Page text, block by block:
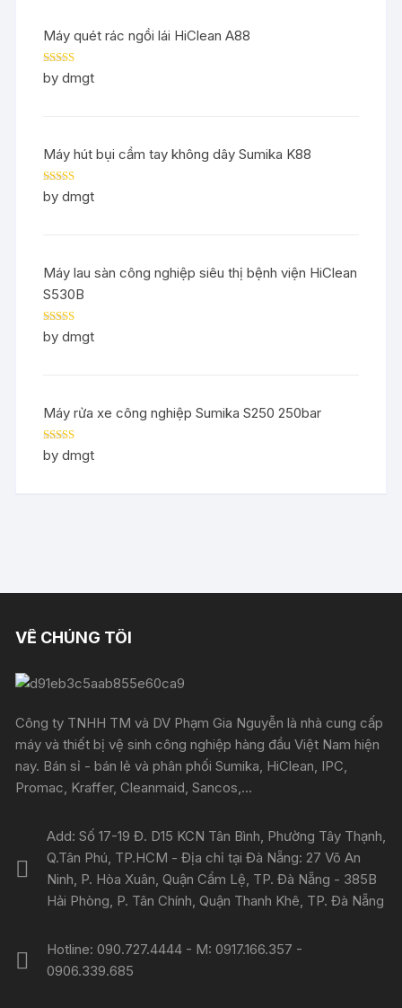
Máy quét rác ngồi lái HiClean A88
Rated5out
of 5
by dmgt
Máy hút bụi cầm tay không dây Sumika K88
Rated5out
of 5
by dmgt
Máy lau sàn công nghiệp siêu thị bệnh viện HiClean
S530B
Rated5out
of 5
by dmgt
Máy rửa xe công nghiệp Sumika S250 250bar
Rated5out
of 5
by dmgt
VỀ CHÚNG TÔI
Công ty TNHH TM và DV Phạm Gia Nguyễn là nhà cung cấp
máy và thiết bị vệ sinh công nghiệp hàng đầu Việt Nam hiện
nay. Bán sỉ - bán lẻ và phân phối Sumika, HiClean, IPC,
Promac, Kraffer, Cleanmaid, Sancos,...
Add: Số 17-19 Đ. D15 KCN Tân Bình, Phường Tây Thạnh,
Q.Tân Phú, TP.HCM - Địa chỉ tại Đà Nẵng: 27 Võ An
Ninh, P. Hòa Xuân, Quận Cẩm Lệ, TP. Đà Nẵng - 385B
Hải Phòng, P. Tân Chính, Quận Thanh Khê, TP. Đà Nẵng
Hotline: 090.727.4444 - M: 0917.166.357 -
0906.339.685